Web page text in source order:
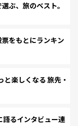
ぶ、旅のベスト。
をもとにランキン
楽しくなる 旅先・
るインタビュー連